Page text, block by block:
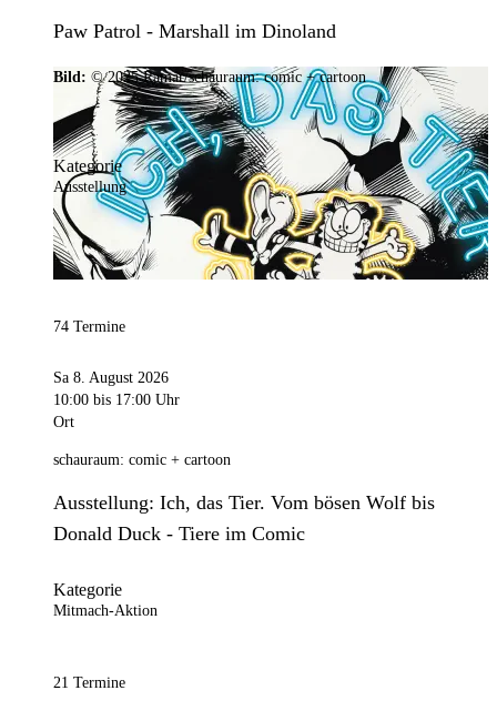
Paw Patrol - Marshall im Dinoland
Bild: © 2025 Ramar/schauraum: comic + cartoon
Kategorie
Ausstellung
74 Termine
Sa 8. August 2026
10:00 bis 17:00 Uhr
Ort
schauraum: comic + cartoon
Ausstellung: Ich, das Tier. Vom bösen Wolf bis
Donald Duck - Tiere im Comic
Kategorie
Mitmach-Aktion
21 Termine